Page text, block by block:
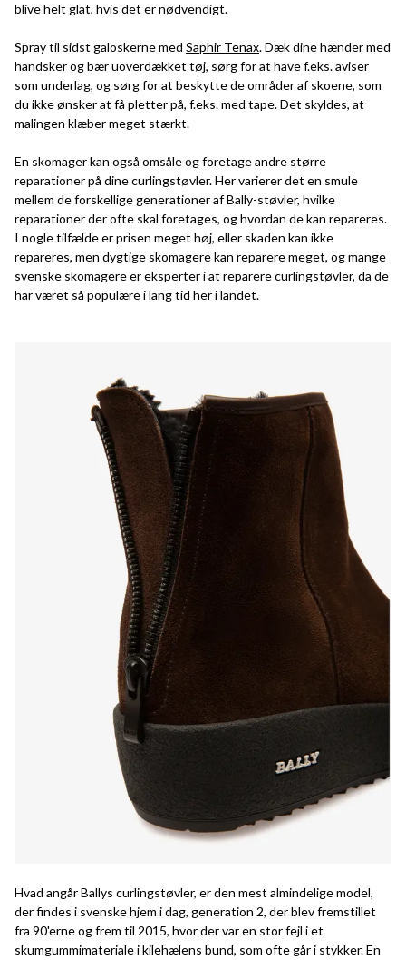
blive helt glat, hvis det er nødvendigt.
Spray til sidst galoskerne med Saphir Tenax. Dæk dine hænder med
handsker og bær uoverdækket tøj, sørg for at have f.eks. aviser
som underlag, og sørg for at beskytte de områder af skoene, som
du ikke ønsker at få pletter på, f.eks. med tape. Det skyldes, at
malingen klæber meget stærkt.
En skomager kan også omsåle og foretage andre større
reparationer på dine curlingstøvler. Her varierer det en smule
mellem de forskellige generationer af Bally-støvler, hvilke
reparationer der ofte skal foretages, og hvordan de kan repareres.
I nogle tilfælde er prisen meget høj, eller skaden kan ikke
repareres, men dygtige skomagere kan reparere meget, og mange
svenske skomagere er eksperter i at reparere curlingstøvler, da de
har været så populære i lang tid her i landet.
Hvad angår Ballys curlingstøvler, er den mest almindelige model,
der findes i svenske hjem i dag, generation 2, der blev fremstillet
fra 90'erne og frem til 2015, hvor der var en stor fejl i et
skumgummimateriale i kilehælens bund, som ofte går i stykker. En